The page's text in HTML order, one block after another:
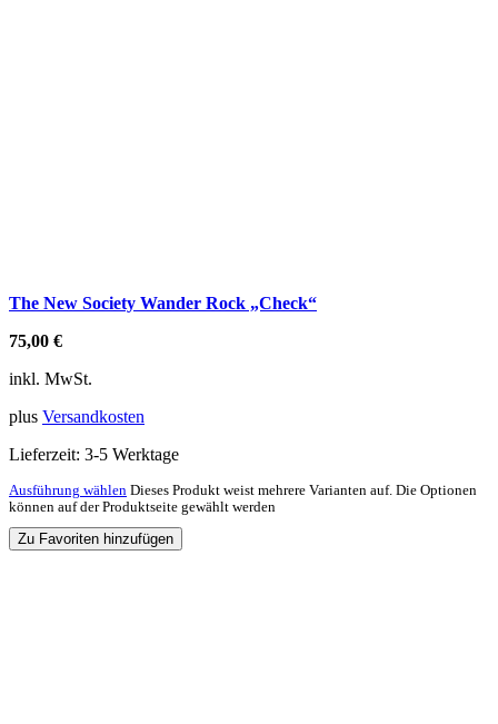
The New Society Wander Rock „Check“
75,00 €
inkl. MwSt.
plus Versandkosten
Lieferzeit: 3-5 Werktage
Ausführung wählen Dieses Produkt weist mehrere Varianten auf. Die Optionen
können auf der Produktseite gewählt werden
Zu Favoriten hinzufügen